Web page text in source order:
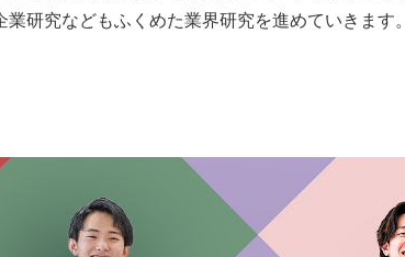
研究などもふくめた業界研究を進めていきます。